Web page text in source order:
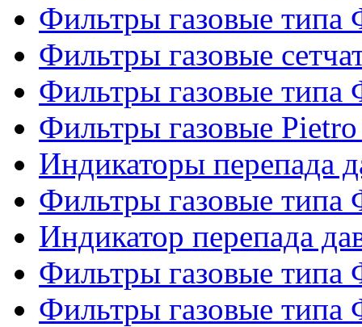
Фильтры газовые
Фильтры газовые
Фильтры газовые
Фильтры газовые
Индикаторы перепада
Фильтры газовые
Индикатор перепада
Фильтры газовые
Фильтры газовые типа